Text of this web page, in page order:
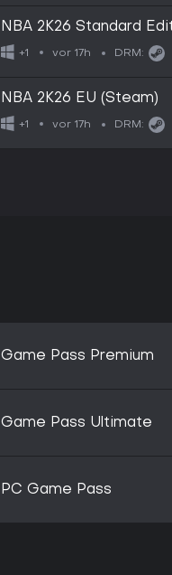
NBA 2K26 Standard
+1 vor 17h DRM:
NBA 2K26 EU (Steam)
+1 vor 17h DRM:
Game Pass Premium
Game Pass Ultimate
PC Game Pass